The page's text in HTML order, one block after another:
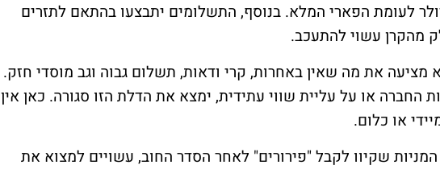
של כ־33 מיליון דולר לעומת הפארי המלא. בנוסף, התשלומים יתבצעו בהתאם לתזרים
מהקרן עשוי להתעכב.
את מה שאין באחרות, קרי ודאות, תשלום גבוה וגב מוסדי חזק.
או על עליית שווי עתידית, ימצא את הדלת הזו סגורה. כאן אין
או כלום.
שקיוו לקבל "פירורים" לאחר הסדר החוב, עשויים למצוא את